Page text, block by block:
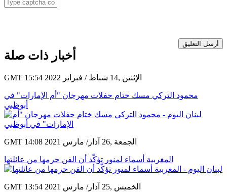
أرسل التعليق
أخبار ذات صلة
GMT 15:54 2022 الإثنين ,14 شباط / فبراير
محمود التركي مسك ختام حفلات مهرجان "أم الإمارات" في
أبوظبي
GMT 14:08 2021 الجمعة ,26 آذار/ مارس
المغربية أسماء لمنور تؤكّد أن الفن حرمها من عائلتها
GMT 13:54 2021 الخميس ,25 آذار/ مارس